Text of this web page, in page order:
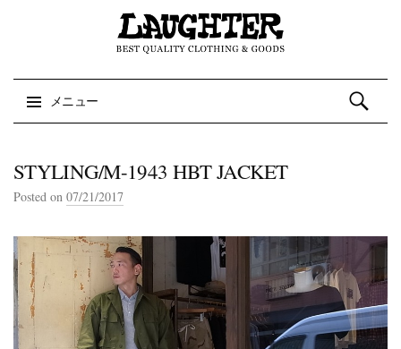
メニュー
検索:
STYLING/M-1943 HBT JACKET
Posted on 07/21/2017